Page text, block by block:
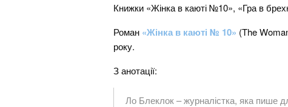
Книжки «Жінка в каюті №10», «Гра в
Роман «Жінка в каюті № 10» (The
року.
З анотації:
Ло Блеклок – журналістка, яка пише